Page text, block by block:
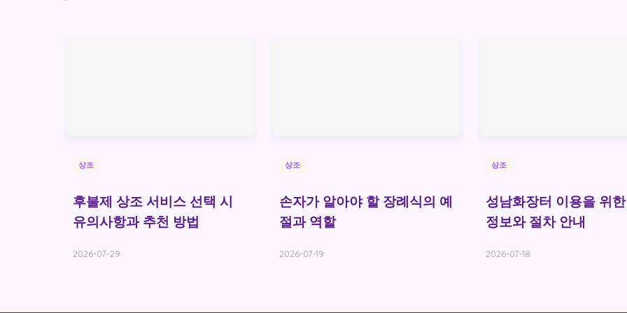
상조
후불제 상조 서비스 선택 시
유의사항과 추천 방법
2026-07-29
상조
손자가 알아야 할 장례식의 예
절과 역할
2026-07-19
상조
성남화장터 이용을 위
정보와 절차 안내
2026-07-18